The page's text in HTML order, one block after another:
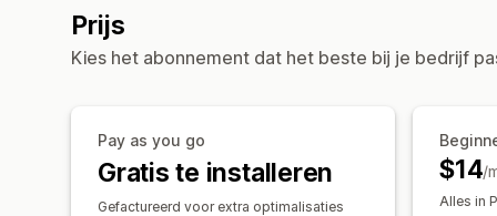
Prijs
Kies het abonnement dat het beste bij je bedrijf
Pay as you go
Gratis te installeren
Gefactureerd voor extra optimalisaties
$14/
Alles in